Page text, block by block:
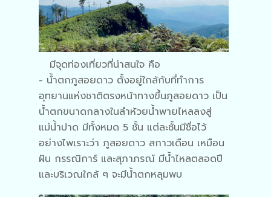
มีจุดท่องเที่ยวที่น่าสนใจ คือ
- น้ำตกภูสอยดาว ตั้งอยู่ใกล้กับที่ทำการ
อุทยานแห่งชาติตรงหน้าทางขึ้นภูสอยดาว เป็น
น้ำตกขนาดกลางในลำห้วยน้ำพายไหลลงสู่
แม่น้ำปาด มีทั้งหมด 5 ชั้น แต่ละชั้นมีชื่อไว้
อย่างไพเราะว่า ภูสอยดาว สกาวเดือน เหมือน
ฝัน กรรณิการ์ และสุภาภรณ์ มีน้ำไหลตลอดปี
และบริเวณใกล้ ๆ จะมีน้ำตกหลุมพบ